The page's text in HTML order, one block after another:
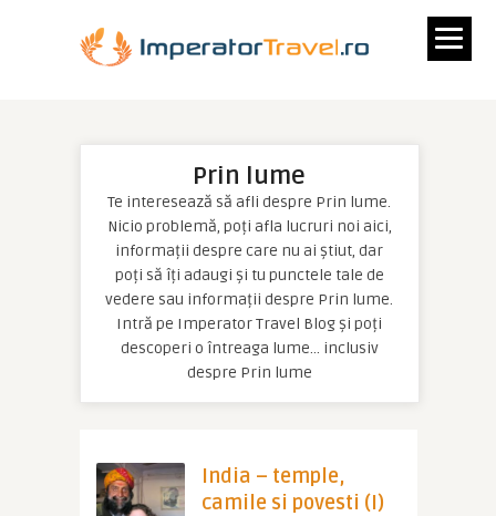
Prin lume
Te interesează să afli despre Prin lume.
Nicio problemă, poți afla lucruri noi aici,
informații despre care nu ai știut, dar
poți să îți adaugi și tu punctele tale de
vedere sau informații despre Prin lume.
Intră pe Imperator Travel Blog și poți
descoperi o întreaga lume… inclusiv
despre Prin lume
India – temple,
camile si povesti (I)